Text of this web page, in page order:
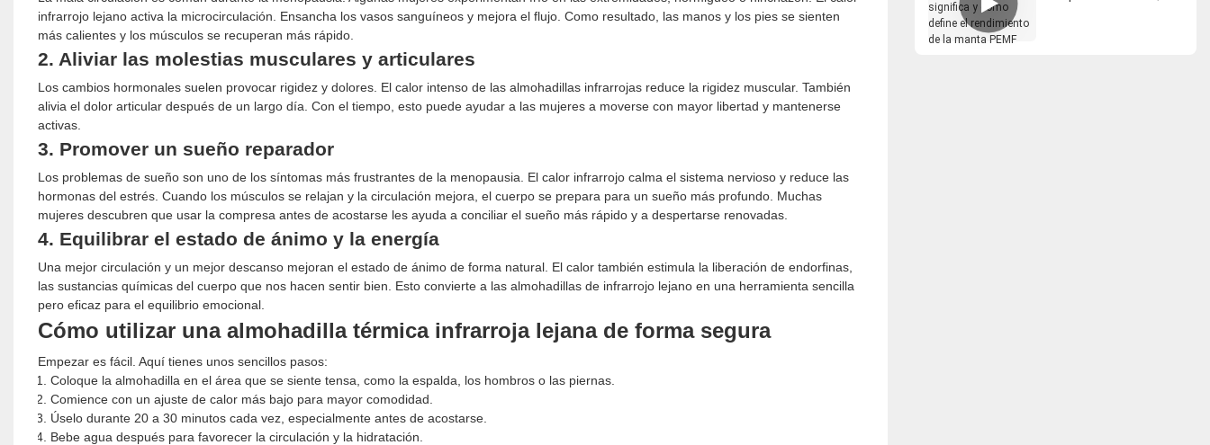
infrarrojo lejano activa la microcirculación. Ensancha los vasos sanguíneos y mejora el flujo. Como resultado, las manos y los pies se sienten
más calientes y los músculos se recuperan más rápido.
2. Aliviar las molestias musculares y articulares
Los cambios hormonales suelen provocar rigidez y dolores. El calor intenso de las almohadillas infrarrojas reduce la rigidez muscular. También
alivia el dolor articular después de un largo día. Con el tiempo, esto puede ayudar a las mujeres a moverse con mayor libertad y mantenerse
activas.
3. Promover un sueño reparador
Los problemas de sueño son uno de los síntomas más frustrantes de la menopausia. El calor infrarrojo calma el sistema nervioso y reduce las
hormonas del estrés. Cuando los músculos se relajan y la circulación mejora, el cuerpo se prepara para un sueño más profundo. Muchas
mujeres descubren que usar la compresa antes de acostarse les ayuda a conciliar el sueño más rápido y a despertarse renovadas.
4. Equilibrar el estado de ánimo y la energía
Una mejor circulación y un mejor descanso mejoran el estado de ánimo de forma natural. El calor también estimula la liberación de endorfinas,
las sustancias químicas del cuerpo que nos hacen sentir bien. Esto convierte a las almohadillas de infrarrojo lejano en una herramienta sencilla
pero eficaz para el equilibrio emocional.
Cómo utilizar una almohadilla térmica infrarroja lejana de forma segura
Empezar es fácil. Aquí tienes unos sencillos pasos:
Coloque la almohadilla en el área que se siente tensa, como la espalda, los hombros o las piernas.
Comience con un ajuste de calor más bajo para mayor comodidad.
Úselo durante 20 a 30 minutos cada vez, especialmente antes de acostarse.
Bebe agua después para favorecer la circulación y la hidratación.